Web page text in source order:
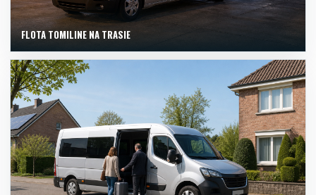
FLOTA TOMILINE NA TRASIE